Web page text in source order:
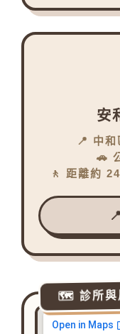
安
📍 中
🚗
🚶 距離約
🗺️ 診所與